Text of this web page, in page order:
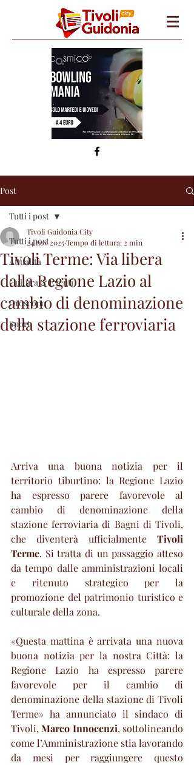
Post
Tutti i post
Attualità
Cultura & Eventi
Oroscopo
Sport
Tutti i post
Tivoli Terme: Via libera
dalla Regione Lazio al
cambio di denominazione
della stazione ferroviaria
Tivoli Guidonia City
24 nov 2025Tempo di lettura: 2 min
Arriva una buona notizia per il
territorio tiburtino: la Regione Lazio
ha espresso parere favorevole al
cambio di denominazione della
stazione ferroviaria di Bagni di Tivoli,
che diventerà ufficialmente Tivoli
Terme. Si tratta di un passaggio atteso
da tempo dalle amministrazioni locali
e ritenuto strategico per la
promozione del patrimonio turistico e
culturale della zona.
«Questa mattina è arrivata una nuova
buona notizia per la nostra Città: la
Regione Lazio ha espresso parere
favorevole per il cambio di
denominazione della stazione di Tivoli
Terme» ha annunciato il sindaco di
Tivoli, Marco Innocenzi, sottolineando
come l’Amministrazione stia lavorando
da mesi per raggiungere questo